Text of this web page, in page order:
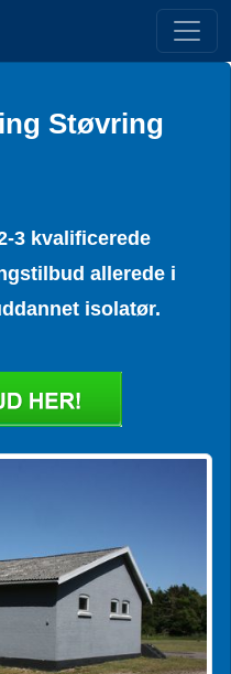
Støvring
3 kvalificerede
allerede i
isolatør.